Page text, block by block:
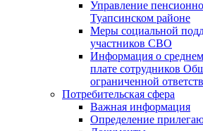
Управление
Туапсинском районе
Меры социальной
участников СВО
Информация о
плате сотрудников
ограниченной
Потребительская сфера
Важная информация
Определение